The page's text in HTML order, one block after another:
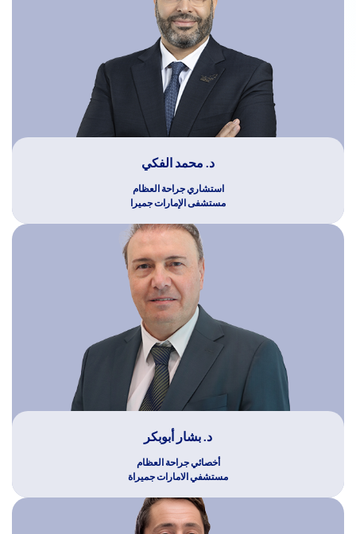
د. محمد الفكي
استشاري جراحة العظام
مستشفى الإمارات جميرا
د. بشار أبوبكر
أخصائي جراحة العظام
مستشفي الامارات جميراة